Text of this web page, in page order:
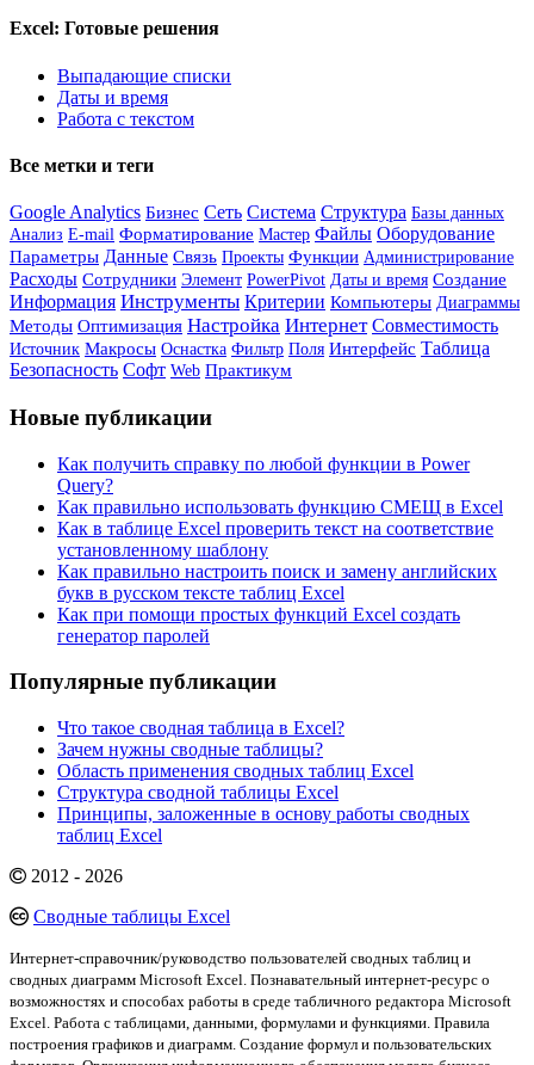
Excel: Готовые решения
Выпадающие списки
Даты и время
Работа с текстом
Все метки и теги
Google Analytics Бизнес Сеть Система Структура Базы данных
Анализ E-mail Форматирование Мастер Файлы Оборудование
Параметры Данные Связь Проекты Функции Администрирование
Расходы Сотрудники Элемент PowerPivot Даты и время Создание
Информация Инструменты Критерии Компьютеры Диаграммы
Методы Оптимизация Настройка Интернет Совместимость
Источник Макросы Оснастка Фильтр Поля Интерфейс Таблица
Безопасность Софт Web Практикум
Новые публикации
Как получить справку по любой функции в Power
Query?
Как правильно использовать функцию СМЕЩ в Excel
Как в таблице Excel проверить текст на соответствие
установленному шаблону
Как правильно настроить поиск и замену английских
букв в русском тексте таблиц Excel
Как при помощи простых функций Excel создать
генератор паролей
Популярные публикации
Что такое сводная таблица в Excel?
Зачем нужны сводные таблицы?
Область применения сводных таблиц Excel
Структура сводной таблицы Excel
Принципы, заложенные в основу работы сводных
таблиц Excel
2012 - 2026
Сводные таблицы Excel
Интернет-справочник/руководство пользователей сводных таблиц и
сводных диаграмм Microsoft Excel. Познавательный интернет-ресурс о
возможностях и способах работы в среде табличного редактора Microsoft
Excel. Работа с таблицами, данными, формулами и функциями. Правила
построения графиков и диаграмм. Создание формул и пользовательских